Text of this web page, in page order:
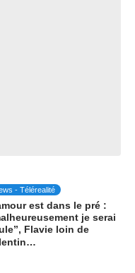
- Télérealité
est dans le pré :
je serai
Flavie loin de